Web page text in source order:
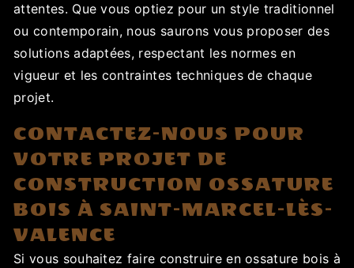
attentes. Que vous optiez pour un style traditionnel
ou contemporain, nous saurons vous proposer des
solutions adaptées, respectant les normes en
vigueur et les contraintes techniques de chaque
projet.
CONTACTEZ-NOUS POUR
VOTRE PROJET DE
CONSTRUCTION OSSATURE
BOIS À SAINT-MARCEL-LÈS-
VALENCE
Si vous souhaitez faire construire en ossature bois à